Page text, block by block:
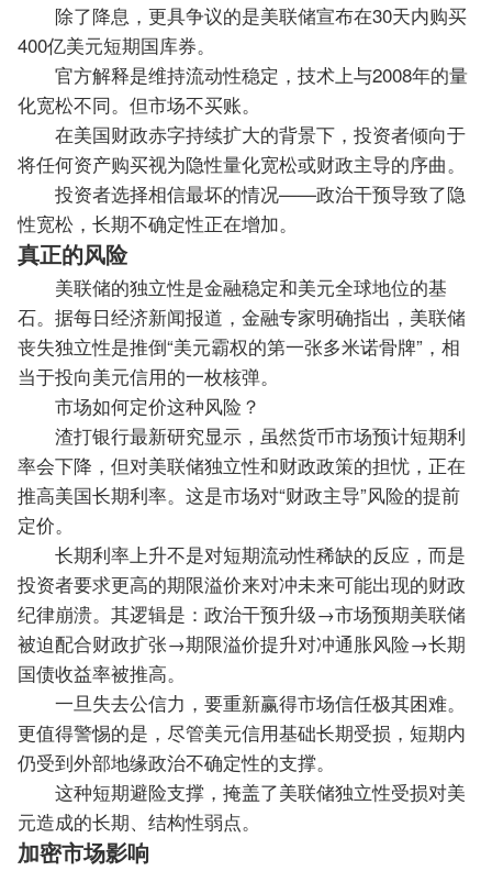
除了降息，更具争议的是美联储宣布在30天内购买
400亿美元短期国库券。
官方解释是维持流动性稳定，技术上与2008年的量
化宽松不同。但市场不买账。
在美国财政赤字持续扩大的背景下，投资者倾向于
将任何资产购买视为隐性量化宽松或财政主导的序曲。
投资者选择相信最坏的情况——政治干预导致了隐
性宽松，长期不确定性正在增加。
真正的风险
美联储的独立性是金融稳定和美元全球地位的基
石。据每日经济新闻报道，金融专家明确指出，美联储
丧失独立性是推倒“美元霸权的第一张多米诺骨牌”，相
当于投向美元信用的一枚核弹。
市场如何定价这种风险？
渣打银行最新研究显示，虽然货币市场预计短期利
率会下降，但对美联储独立性和财政政策的担忧，正在
推高美国长期利率。这是市场对“财政主导”风险的提前
定价。
长期利率上升不是对短期流动性稀缺的反应，而是
投资者要求更高的期限溢价来对冲未来可能出现的财政
纪律崩溃。其逻辑是： 政治干预升级→市场预期美联储
被迫配合财政扩张→期限溢价提升对冲通胀风险→长期
国债收益率被推高。
一旦失去公信力，要重新赢得市场信任极其困难。
更值得警惕的是，尽管美元信用基础长期受损，短期内
仍受到外部地缘政治不确定性的支撑。
这种短期避险支撑，掩盖了美联储独立性受损对美
元造成的长期、结构性弱点。
加密市场影响